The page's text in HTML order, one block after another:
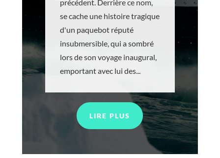
précédent. Derrière ce nom,
se cache une histoire tragique
d'un paquebot réputé
insubmersible, qui a sombré
lors de son voyage inaugural,
emportant avec lui des...
LIRE PLUS